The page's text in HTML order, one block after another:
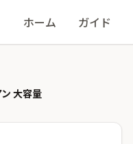
ホーム ガイド
大容量